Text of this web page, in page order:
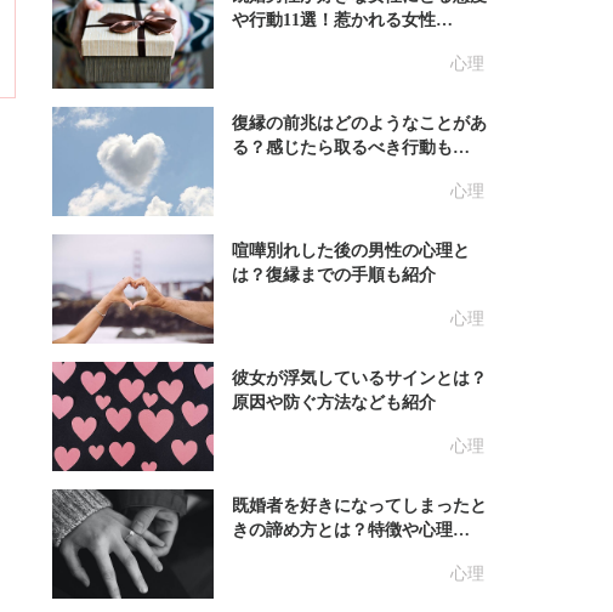
心理
や行動11選！惹かれる女性…
心理
復縁の前兆はどのようなことがあ
る？感じたら取るべき行動も…
心理
喧嘩別れした後の男性の心理と
は？復縁までの手順も紹介
心理
彼女が浮気しているサインとは？
原因や防ぐ方法なども紹介
心理
既婚者を好きになってしまったと
きの諦め方とは？特徴や心理…